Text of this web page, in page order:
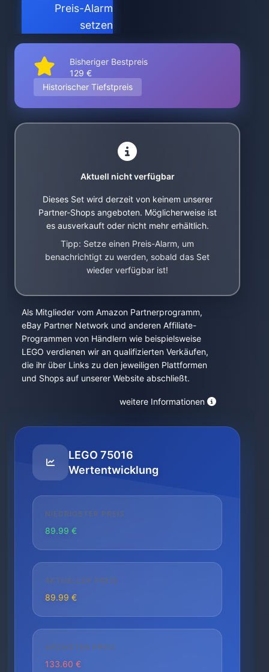
Preis-Alarm
setzen
Bisheriger Bestpreis
129 €
Historischer Tiefstpreis
Aktuell nicht verfügbar
Dieses Set wird derzeit von keinem unserer
Partner-Shops angeboten. Möglicherweise ist
es ausverkauft oder nicht mehr erhältlich.
Tipp: Setze einen Preis-Alarm, um
benachrichtigt zu werden, sobald das Set
wieder verfügbar ist!
Als Mitglieder vom Amazon Partnerprogramm,
eBay Partner Network und anderen Affiliate-
Programmen von Händlern wie beispielsweise
LEGO verdienen wir an qualifizierten Verkäufen,
die ihr über Links zu den jeweiligen Plattformen
und Shops auf unserer Website abschließt.
weitere Informationen
LEGO 75016
Wertentwicklung
NIEDRIGSTER PREIS
89.99 €
AKTUELLER PREIS
89.99 €
HÖCHSTER PREIS
133.60 €